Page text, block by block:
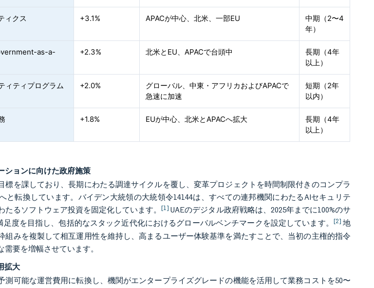
ィクス +3.1% APACが中心、北米、一部EU
中期（2〜4
年）
as-a-
+2.3% 北米とEU、APACで台頭中
長期（4年
以上）
ィティプログラム +2.0%
グローバル、中東・アフリカおよびAPACで
急速に加速
短期（2年
以内）
+1.8% EUが中心、北米とAPACへ拡大
長期（4年
以上）
ションに向けた政府施策
標を課しており、長期にわたる調達サイクルを覆し、変革プロジェクトを時間制限付きのコンプラ
と転換しています。バイデン大統領の大統領令14144は、すべての連邦機関にわたるAIセキュリテ
たるソフトウェア投資を固定化しています。[1] UAEのデジタル政府戦略は、2025年までに100%のサ
足度を目指し、包括的なスタック近代化におけるグローバルベンチマークを設定しています。 [2] 地
組みを複製して相互運用性を維持し、高まるユーザー体験基準を満たすことで、当初の主権的指令
要を増幅させています。
拡大
測可能な運営費用に転換し、機関がエンタープライズグレードの機能を活用して業務コストを50〜